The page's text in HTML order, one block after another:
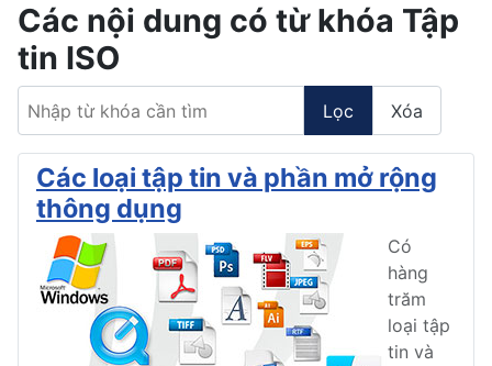
Các nội dung có từ khóa Tập
tin ISO
Nhập từ khóa cần tìm
Lọc Xóa
Các loại tập tin và phần mở rộng
thông dụng
Có
hàng
trăm
loại tập
tin và